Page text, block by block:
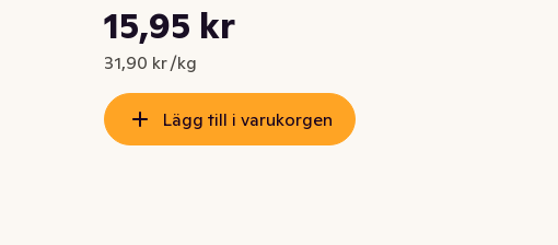
Nuvarande pris är: 15,95 kr
15,95 kr
31,90 kr /kg
Styckpris: 31,90 kr /kg
Lägg till i varukorgen